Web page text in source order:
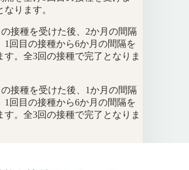
ります。
接種を受けた後、2か月の間隔
1回目の接種から6か月の間隔を
。全3回の接種で完了となりま
接種を受けた後、1か月の間隔
1回目の接種から6か月の間隔を
。全3回の接種で完了となりま